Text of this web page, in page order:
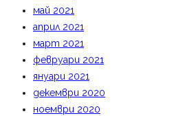
май 2021
април 2021
март 2021
февруари 2021
януари 2021
декември 2020
ноември 2020